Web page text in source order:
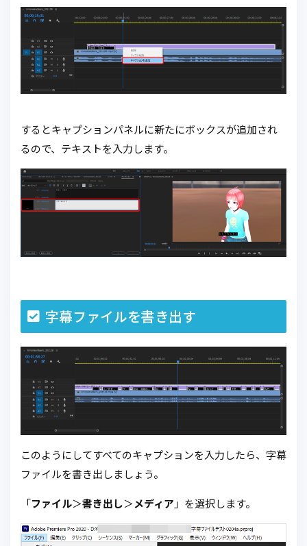
するとキャプションパネルに新たにボックスが追加され
るので、テキストを入力します。
字幕ファイルを書き出す
このようにしてすべてのキャプションを入力したら、字幕
ファイルを書き出しましょう。
「ファイル＞書き出し＞メディア 」を選択します。